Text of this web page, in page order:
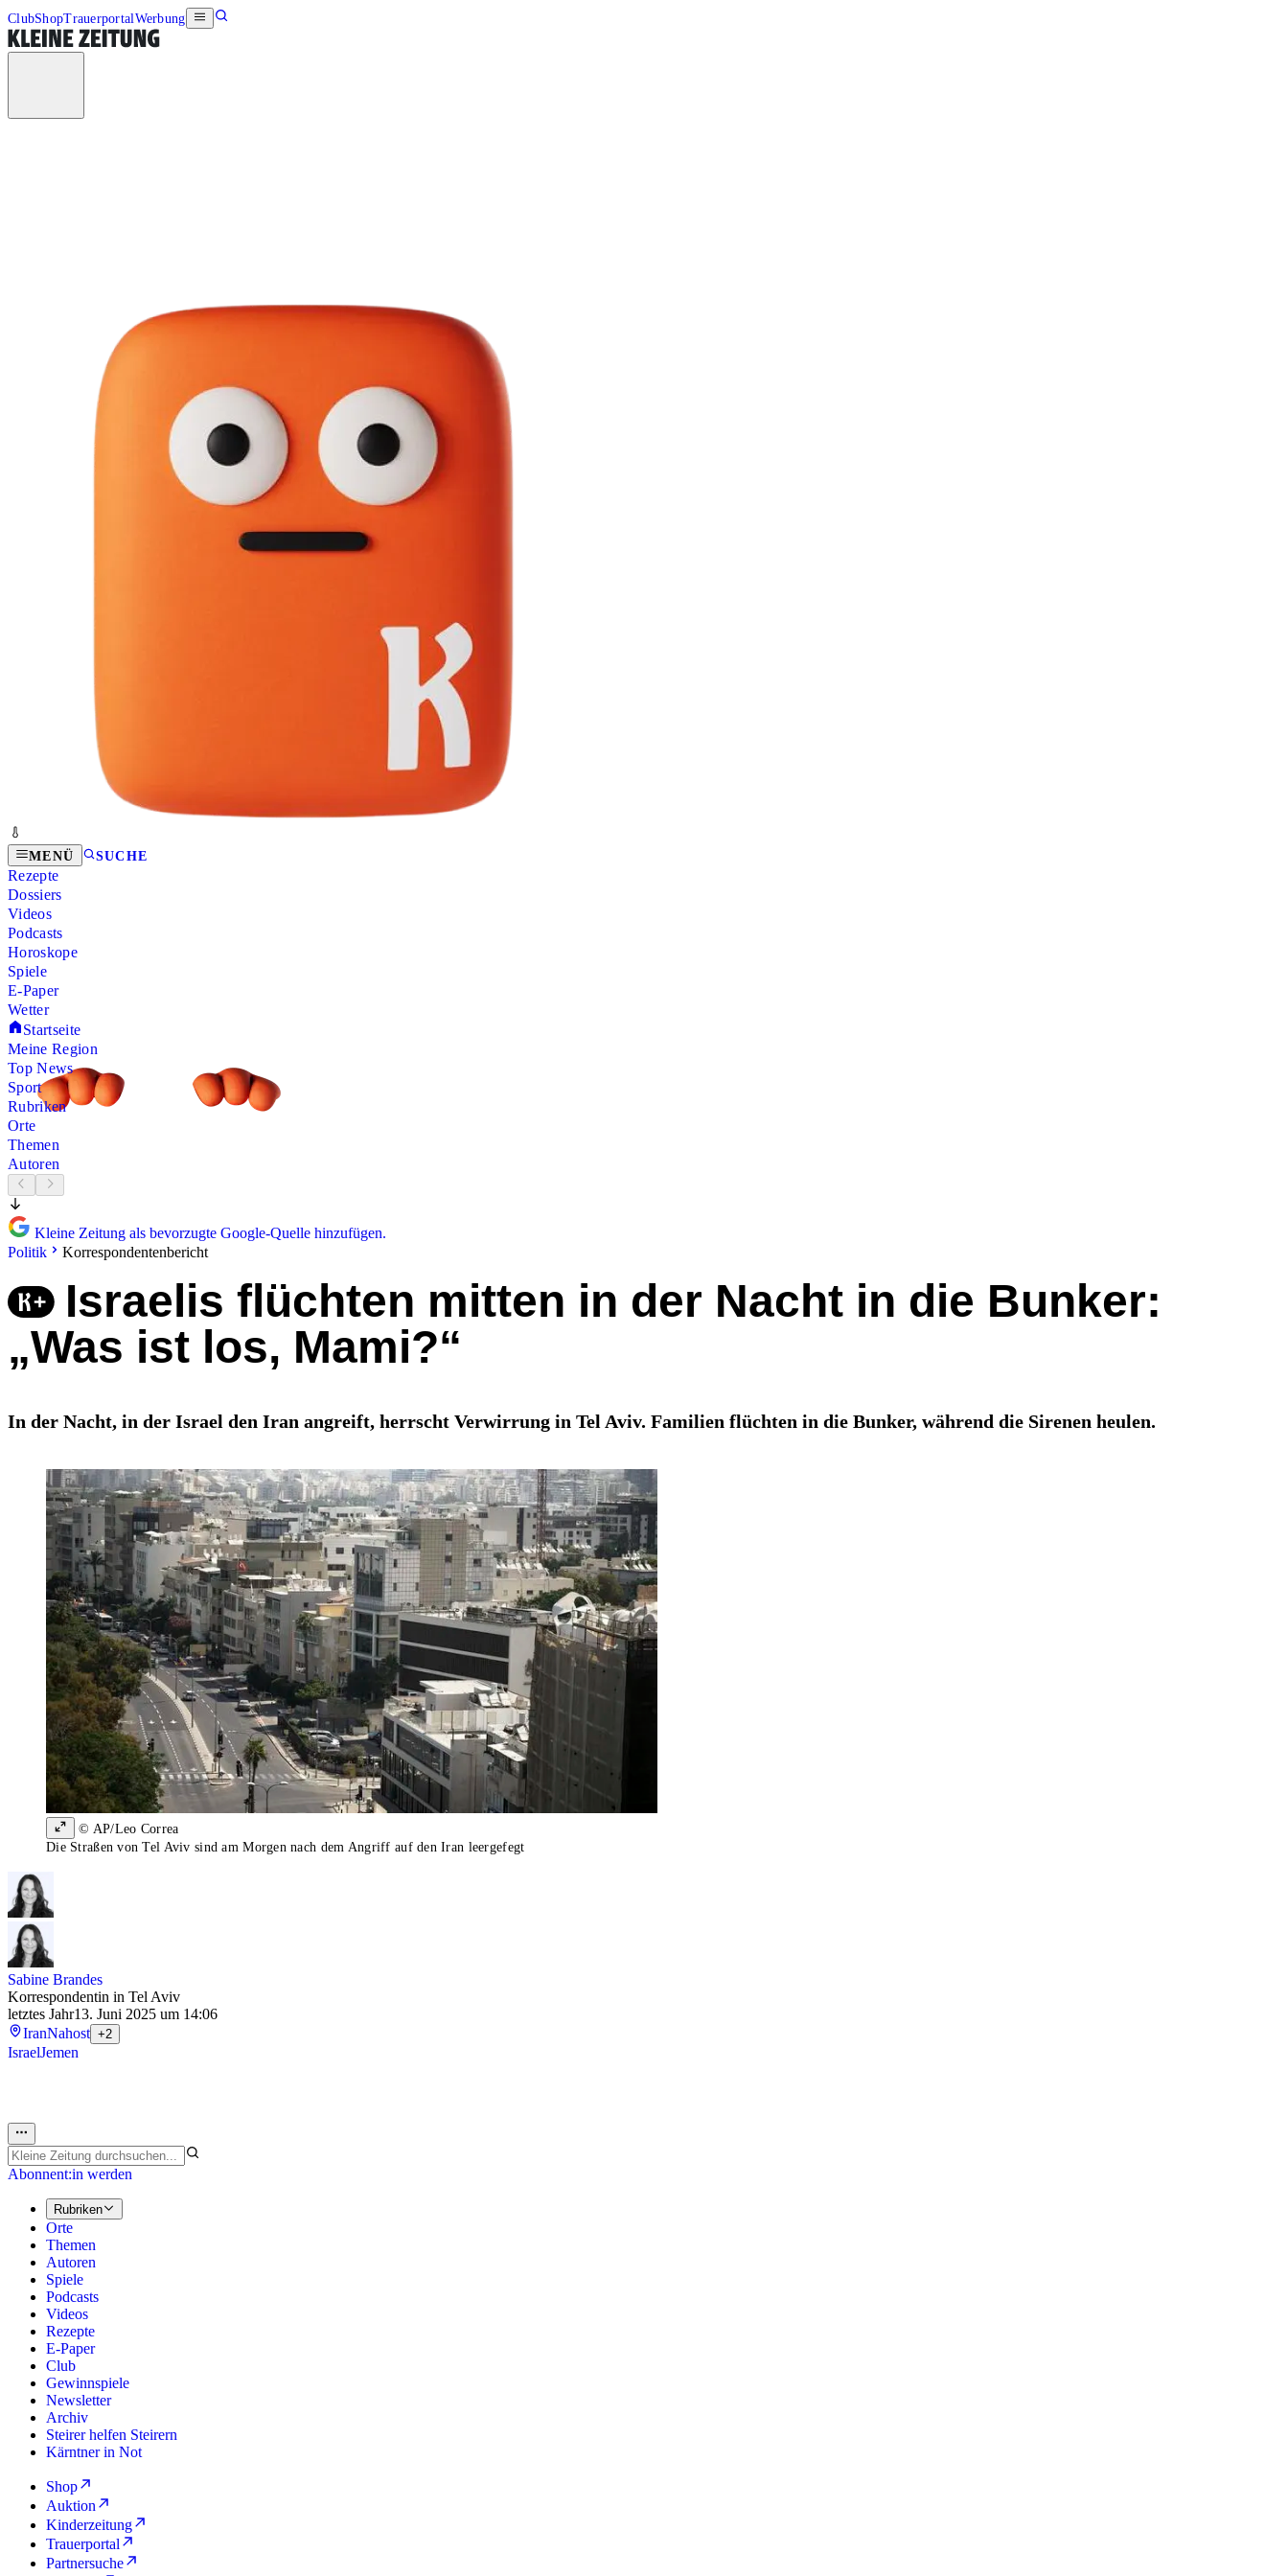
ClubShopTrauerportalWerbung
MENÜ SUCHE
Rezepte
Dossiers
Videos
Podcasts
Horoskope
Spiele
E-Paper
Wetter
Startseite
Meine Region
Top News
Sport
Rubriken
Orte
Themen
Autoren
Kleine Zeitung als bevorzugte Google-Quelle hinzufügen.
Politik
Korrespondentenbericht
Israelis flüchten mitten in der Nacht in die Bunker:
„Was ist los, Mami?“
In der Nacht, in der Israel den Iran angreift, herrscht Verwirrung in Tel Aviv. Familien flüchten in die Bunker, während die Sirenen heulen.
© AP/Leo Correa
Die Straßen von Tel Aviv sind am Morgen nach dem Angriff auf den Iran leergefegt
Sabine Brandes
Korrespondentin in Tel Aviv
letztes Jahr13. Juni 2025 um 14:06
IranNahost +2
IsraelJemen
Abonnent:in werden
Rubriken
Orte
Themen
Autoren
Spiele
Podcasts
Videos
Rezepte
E-Paper
Club
Gewinnspiele
Newsletter
Archiv
Steirer helfen Steirern
Kärntner in Not
Shop
Auktion
Kinderzeitung
Trauerportal
Partnersuche